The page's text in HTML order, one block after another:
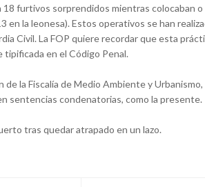
furtivos sorprendidos mientras colocaban o
en la leonesa). Estos operativos se han
Civil. La FOP quiere recordar que esta
tipificada en el Código Penal.
de la Fiscalía de Medio Ambiente y
sentencias condenatorias, como la presente.
tras quedar atrapado en un lazo.